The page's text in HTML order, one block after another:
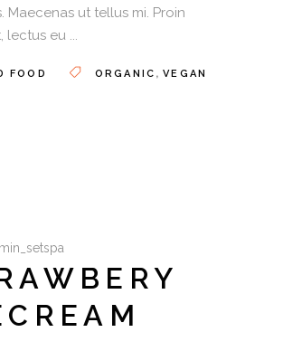
Maecenas ut tellus mi. Proin
lectus eu
FOOD ORGANIC ,VEGAN